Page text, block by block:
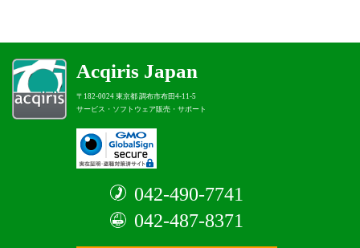
Acqiris Japan
〒182-0024 東京都 調布市布田4-11-5
サービス・ソフトウェア販売・サポート
042-490-7741
042-487-8371